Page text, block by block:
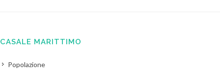
CASALE MARITTIMO
Popolazione